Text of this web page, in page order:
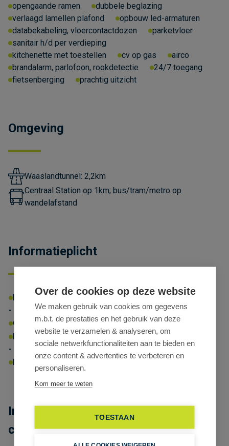
opengaande ramen
dubbele beglazing
verlaagd lamellen plafond
opbouw led-armaturen
databekabeling, vloercontactdozen
parketvloer
sanitair h/d per verdieping
kitchenette met toestellen
cv op gas
airco
brandalarm, parlofoon, rookdetectie
24/7 toegang
fietsenberging
prachtig uitzicht
Omgeving
Waaslandtunnel: 2,2km
Centraal Station op 1km; bus/tram/metro op
wandelafstand
Informatieplicht
EPC Energielabel:B Energiescore:199 kWh/m²/jaar
3186998-KNR-1 dd.:23/03/2024
Omgevingsvergunning: Ja
P-score:D G-score:D
Geen afgebakende zones
Erfgoed:
Instapklare kantoren te huur in
centrum van Antwerpen
Over de cookies op deze website
We maken gebruik van cookies om gegevens
m.b.t. de prestaties en het gebruik van deze
website te verzamelen & analyseren, om
sociale netwerkfunctionaliteiten aan te bieden en
onze content & advertenties te verbeteren en
personaliseren.
Kom meer te weten
TOESTAAN